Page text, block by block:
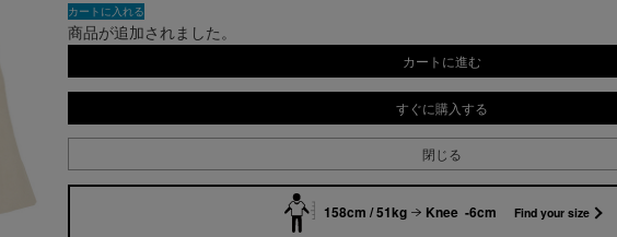
カートに入れる
商品が追加されました。
カートに進む
すぐに購入する
閉じる
158cm / 51kg Knee -6cm Find your size